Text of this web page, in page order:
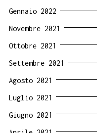
Gennaio 2022
Novembre 2021
Ottobre 2021
Settembre 2021
Agosto 2021
Luglio 2021
Giugno 2021